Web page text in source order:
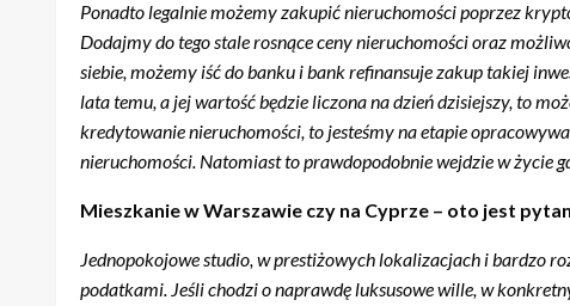
Ponadto legalnie możemy zakupić nieruchomości poprzez
Dodajmy do tego stale rosnące ceny nieruchomości oraz
siebie, możemy iść do banku i bank refinansuje zakup takiej
lata temu, a jej wartość będzie liczona na dzień dzisiejszy, to
kredytowanie nieruchomości, to jesteśmy na etapie
nieruchomości. Natomiast to prawdopodobnie wejdzie w życie
Mieszkanie w Warszawie czy na Cyprze – oto jest
Jednopokojowe studio, w prestiżowych lokalizacjach i bardzo
podatkami. Jeśli chodzi o naprawdę luksusowe wille, w